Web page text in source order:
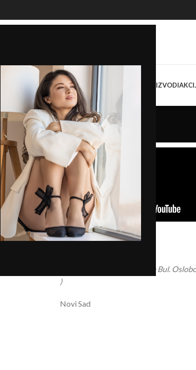
PAPUČEŽENSKE TORBE I TAŠNE SVI PROIZVODI
Show room
Home/ Show room
Prodavnica br. 2
Augusta Cesarca 18 ( ulaz sa Bul.
)
Novi Sad